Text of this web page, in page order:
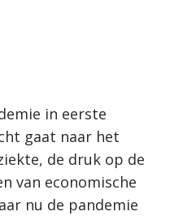
in eerste
gaat naar het
de druk op de
van economische
nu de pandemie